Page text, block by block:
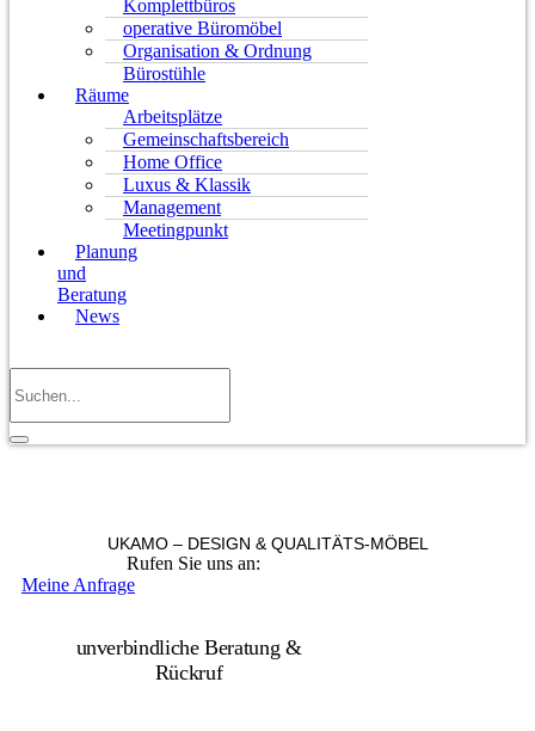
Komplettbüros
operative Büromöbel
Organisation & Ordnung
Bürostühle
Räume
Arbeitsplätze
Gemeinschaftsbereich
Home Office
Luxus & Klassik
Management
Meetingpunkt
Planung
und
Beratung
News
UKAMO – DESIGN & QUALITÄTS-MÖBEL
Rufen Sie uns an:
Meine Anfrage
unverbindliche Beratung &
Rückruf